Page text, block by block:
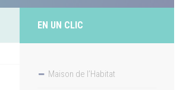
EN UN CLIC
Maison de l’Habitat